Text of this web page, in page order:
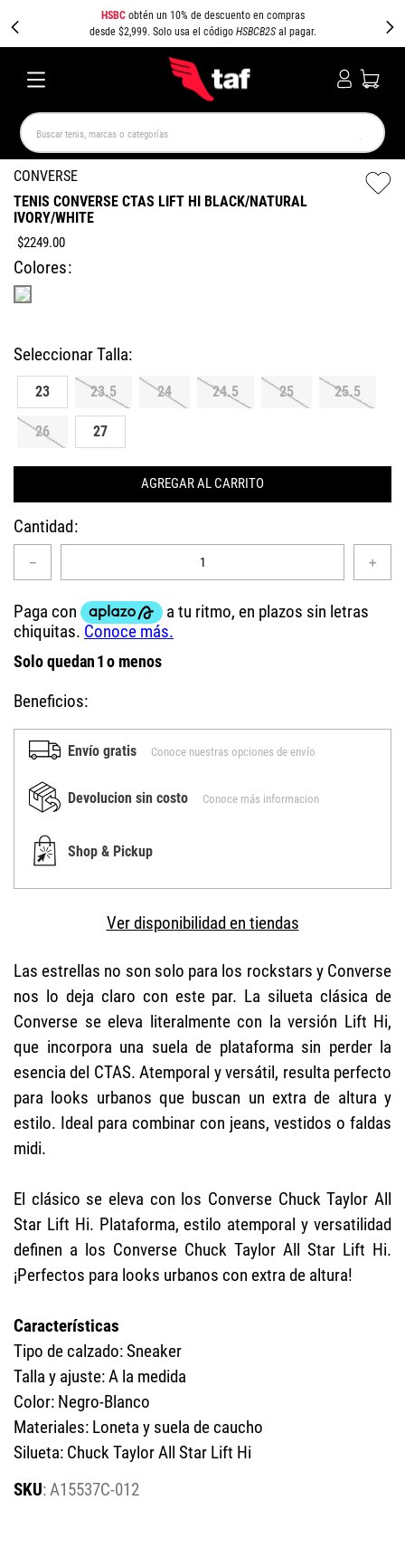
HSBCobtén un 10% de descuento en compras
desde $2,999. Solo usa el código HSBCB2Sal pagar.
Buscar tenis, marcas o categorías
CONVERSE
TENIS CONVERSE CTAS LIFT HI BLACK/NATURAL
IVORY/WHITE
$2249.00
Colores
23 23.5 24 24.5 25 25.5
26 27
AGREGAR AL CARRITO
Cantidad
＋
－
Solo quedan 1 o menos
Beneficios:
Envío gratis Conoce nuestras opciones de envío
Devolucion sin costo Conoce más informacion
Shop & Pickup
Ver disponibilidad en tiendas
Las estrellas no son solo para los rockstars y Converse
nos lo deja claro con este par. La silueta clásica de
Converse se eleva literalmente con la versión Lift Hi,
que incorpora una suela de plataforma sin perder la
esencia del CTAS. Atemporal y versátil, resulta perfecto
para looks urbanos que buscan un extra de altura y
estilo. Ideal para combinar con jeans, vestidos o faldas
midi.
El clásico se eleva con los Converse Chuck Taylor All
Star Lift Hi. Plataforma, estilo atemporal y versatilidad
definen a los Converse Chuck Taylor All Star Lift Hi.
¡Perfectos para looks urbanos con extra de altura!
Características
Tipo de calzado: Sneaker
Talla y ajuste: A la medida
Color: Negro-Blanco
Materiales: Loneta y suela de caucho
Silueta: Chuck Taylor All Star Lift Hi
:A15537C-012
TÉRMINOS MÁS BUSCADOS
NEW BALANCE SAMBA AIR FORCE 1 JORDAN
CAMPUS